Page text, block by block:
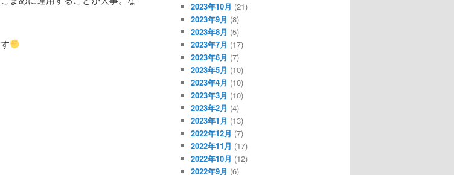
2023年10月 (21)
2023年9月 (8)
2023年8月 (5)
2023年7月 (17)
2023年6月 (7)
2023年5月 (10)
2023年4月 (10)
2023年3月 (10)
2023年2月 (4)
2023年1月 (13)
2022年12月 (7)
2022年11月 (17)
2022年10月 (12)
2022年9月 (6)